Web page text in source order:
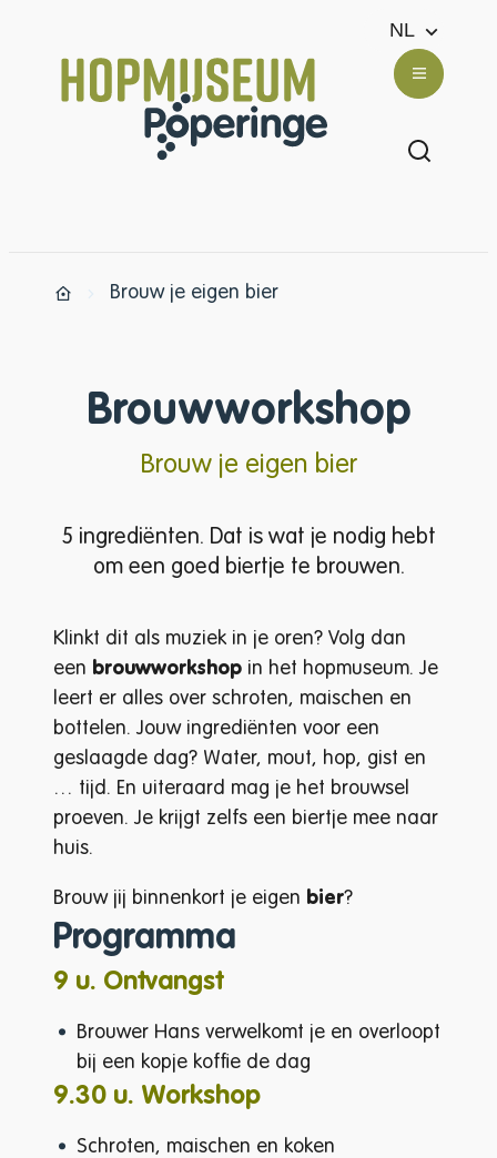
NL
Toerisme Poperinge
Zoek
Menu
Startpagina
Brouw je eigen bier
Brouwworkshop
Brouw je eigen bier
5 ingrediënten. Dat is wat je nodig hebt
om een goed biertje te brouwen.
Klinkt dit als muziek in je oren? Volg dan
een brouwworkshop in het hopmuseum. Je
leert er alles over schroten, maischen en
bottelen. Jouw ingrediënten voor een
geslaagde dag? Water, mout, hop, gist en
… tijd. En uiteraard mag je het brouwsel
proeven. Je krijgt zelfs een biertje mee naar
huis.
Brouw jij binnenkort je eigen bier?
Programma
9 u. Ontvangst
Brouwer Hans verwelkomt je en overloopt
bij een kopje koffie de dag
9.30 u. Workshop
Schroten, maischen en koken